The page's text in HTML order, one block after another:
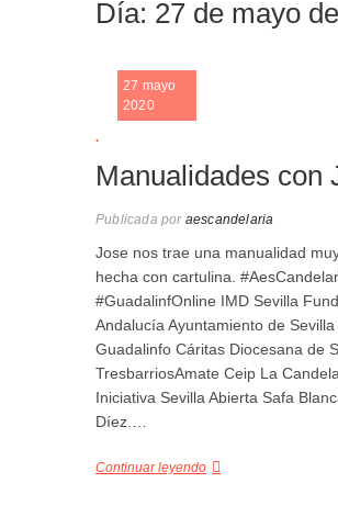
Día: 27 de mayo
27 mayo
2020
.
Manualidades con
Publicada poraescandelaria
Jose nos trae una manualidad
hecha con cartulina.
#GuadalinfOnline IMD Sevilla
Andalucía Ayuntamiento de
Guadalinfo Cáritas Diocesana de
TresbarriosAmate Ceip La
Iniciativa Sevilla Abierta Safa
Díez.…
Continuar leyendo